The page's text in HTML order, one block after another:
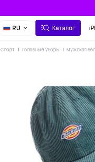
RU Каталог
Спорт Головные уборы Мужская